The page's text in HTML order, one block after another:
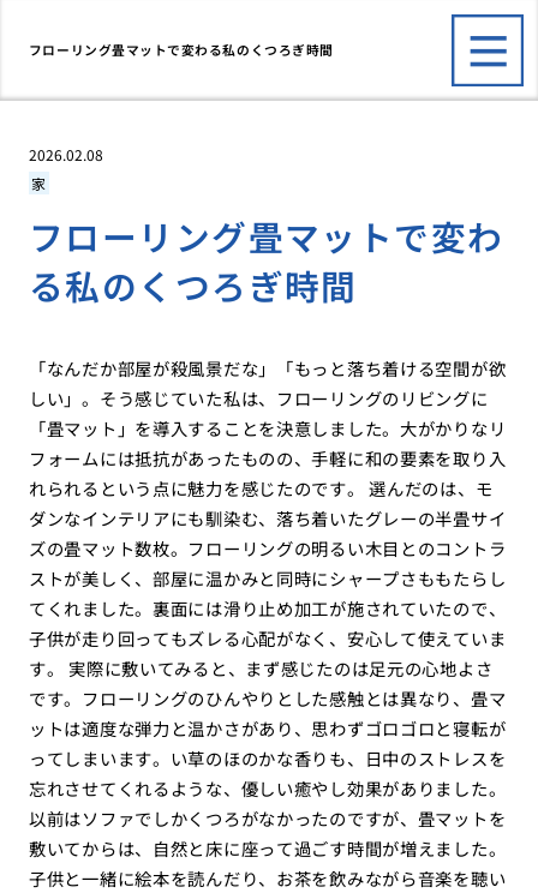
フローリング畳マットで変わる私のくつろぎ時間
2026.02.08
家
フローリング畳マットで変わ
る私のくつろぎ時間
「なんだか部屋が殺風景だな」「もっと落ち着ける空間が欲
しい」。そう感じていた私は、フローリングのリビングに
「畳マット」を導入することを決意しました。大がかりなリ
フォームには抵抗があったものの、手軽に和の要素を取り入
れられるという点に魅力を感じたのです。 選んだのは、モ
ダンなインテリアにも馴染む、落ち着いたグレーの半畳サイ
ズの畳マット数枚。フローリングの明るい木目とのコントラ
ストが美しく、部屋に温かみと同時にシャープさももたらし
てくれました。裏面には滑り止め加工が施されていたので、
子供が走り回ってもズレる心配がなく、安心して使えていま
す。 実際に敷いてみると、まず感じたのは足元の心地よさ
です。フローリングのひんやりとした感触とは異なり、畳マ
ットは適度な弾力と温かさがあり、思わずゴロゴロと寝転が
ってしまいます。い草のほのかな香りも、日中のストレスを
忘れさせてくれるような、優しい癒やし効果がありました。
以前はソファでしかくつろがなかったのですが、畳マットを
敷いてからは、自然と床に座って過ごす時間が増えました。
子供と一緒に絵本を読んだり、お茶を飲みながら音楽を聴い